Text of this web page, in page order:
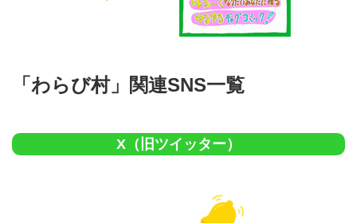
「わらび村」関連SNS一覧
X（旧ツイッター）